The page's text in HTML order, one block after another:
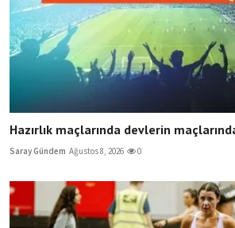
Hazırlık maçlarında devlerin
Saray Gündem Ağustos 8, 2026 0